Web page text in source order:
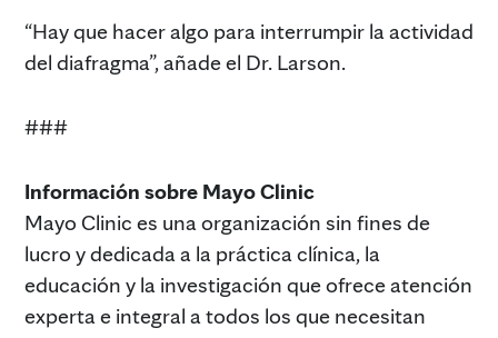
“Hay que hacer algo para interrumpir la actividad
del diafragma”, añade el Dr. Larson.
###
Información sobre Mayo Clinic
Mayo Clinic es una organización sin fines de
lucro y dedicada a la práctica clínica, la
educación y la investigación que ofrece atención
experta e integral a todos los que necesitan